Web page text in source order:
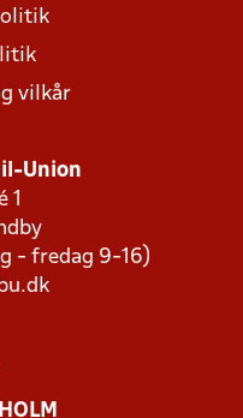
vilkår
Union
1
- fredag 9-16)